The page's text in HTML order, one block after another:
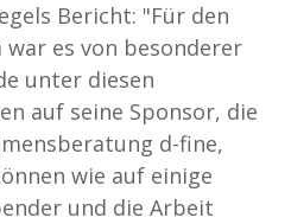
Bericht: "Für den
war es von besonderer
unter diesen
auf seine Sponsor, die
d-fine,
wie auf einige
und die Arbeit